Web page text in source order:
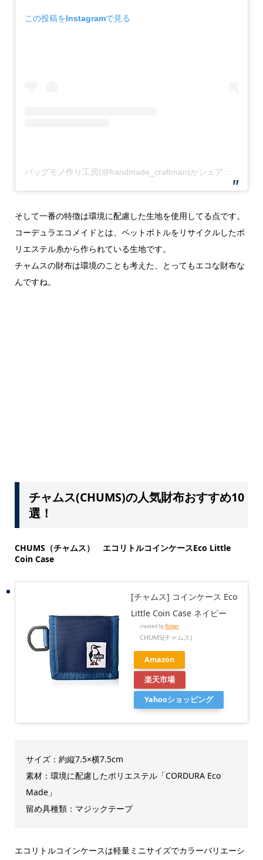
この投稿をInstagramで見る
バッグモノ作り工房(@handmade_craftman)がシェアした投稿
そして一番の特徴は環境に配慮した生地を使用してる点です。
コーデュラエコメイドとは、ペットボトルをリサイクルしたポ
リエステル糸から作られている生地です。
チャムスの財布は環境のことも考えた、とってもエコな財布な
んですね。
チャムス(CHUMS)の人気財布おすすめ10
選！
CHUMS（チャムス） エコリトルコインケースEco Little
Coin Case
[チャムス] コインケース Eco
Little Coin Case ネイビー
created byRinker
CHUMS(チャムス)
Amazon
楽天市場
Yahooショッピング
サイズ：約縦7.5×横7.5cm
素材：環境に配慮したポリエステル「CORDURA Eco
Made」
留め具種類：マジックテープ
エコリトルコインケースは軽量ミニサイズでカラーバリエーシ